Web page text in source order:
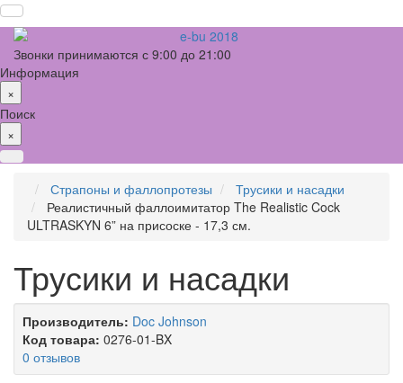
Звонки принимаются с 9:00 до 21:00
Информация
×
Поиск
×
Страпоны и фаллопротезы
Трусики и насадки
Реалистичный фаллоимитатор The Realistic Cock
ULTRASKYN 6” на присоске - 17,3 см.
Трусики и насадки
Производитель: Doc Johnson
Код товара: 0276-01-BX
0 отзывов